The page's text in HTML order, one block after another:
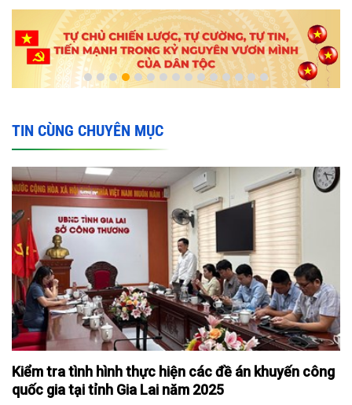
TIN CÙNG CHUYÊN MỤC
Kiểm tra tình hình thực hiện các đề án khuyến công
quốc gia tại tỉnh Gia Lai năm 2025